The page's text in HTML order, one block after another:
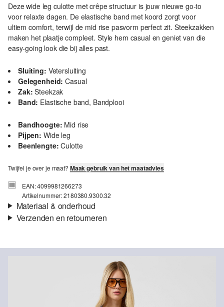
Deze wide leg culotte met crêpe structuur is jouw nieuwe go-to
voor relaxte dagen. De elastische band met koord zorgt voor
ultiem comfort, terwijl de mid rise pasvorm perfect zit. Steekzakken
maken het plaatje compleet. Style hem casual en geniet van die
easy-going look die bij alles past.
Sluiting: Vetersluiting
Gelegenheid: Casual
Zak: Steekzak
Band: Elastische band, Bandplooi
Bandhoogte: Mid rise
Pijpen: Wide leg
Beenlengte: Culotte
Twijfel je over je maat? Maak gebruik van het maatadvies
EAN: 4099981266273
Artikelnummer: 2180380.9300.32
Materiaal & onderhoud
Materiaal: Viscosemix
Verzenden en retourneren
NL. De verzendkosten voor een standaardlevering zijn €4,95